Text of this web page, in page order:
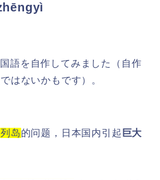
語を自作してみました（自作
はないかもです）。
岛的问题，日本国内引起 巨大